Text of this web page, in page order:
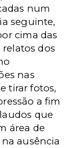
num
seguinte,
cima das
relatos dos
nas
tirar fotos,
a fim
que
área de
ausência